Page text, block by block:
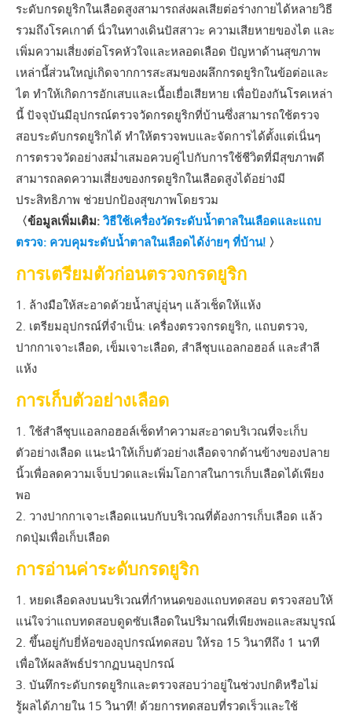
ระดับกรดยูริกในเลือดสูงสามารถส่งผลเสียต่อร่างกายได้หลายวิธี
รวมถึงโรคเกาต์ นิ่วในทางเดินปัสสาวะ ความเสียหายของไต และ
เพิ่มความเสี่ยงต่อโรคหัวใจและหลอดเลือด ปัญหาด้านสุขภาพ
เหล่านี้ส่วนใหญ่เกิดจากการสะสมของผลึกกรดยูริกในข้อต่อและ
ไต ทำให้เกิดการอักเสบและเนื้อเยื่อเสียหาย เพื่อป้องกันโรคเหล่า
นี้ ปัจจุบันมีอุปกรณ์ตรวจวัดกรดยูริกที่บ้านซึ่งสามารถใช้ตรวจ
สอบระดับกรดยูริกได้ ทำให้ตรวจพบและจัดการได้ตั้งแต่เนิ่นๆ
การตรวจวัดอย่างสม่ำเสมอควบคู่ไปกับการใช้ชีวิตที่มีสุขภาพดี
สามารถลดความเสี่ยงของกรดยูริกในเลือดสูงได้อย่างมี
ประสิทธิภาพ ช่วยปกป้องสุขภาพโดยรวม
〈ข้อมูลเพิ่มเติม:วิธีใช้เครื่องวัดระดับน้ำตาลในเลือดและแถบ
ตรวจ: ควบคุมระดับน้ำตาลในเลือดได้ง่ายๆ ที่บ้าน! 〉
การเตรียมตัวก่อนตรวจกรดยูริก
1. ล้างมือให้สะอาดด้วยน้ำสบู่อุ่นๆ แล้วเช็ดให้แห้ง
2. เตรียมอุปกรณ์ที่จำเป็น: เครื่องตรวจกรดยูริก, แถบตรวจ,
ปากกาเจาะเลือด, เข็มเจาะเลือด, สำลีชุบแอลกอฮอล์ และสำลี
แห้ง
การเก็บตัวอย่างเลือด
1. ใช้สำลีชุบแอลกอฮอล์เช็ดทำความสะอาดบริเวณที่จะเก็บ
ตัวอย่างเลือด แนะนำให้เก็บตัวอย่างเลือดจากด้านข้างของปลาย
นิ้วเพื่อลดความเจ็บปวดและเพิ่มโอกาสในการเก็บเลือดได้เพียง
พอ
2. วางปากกาเจาะเลือดแนบกับบริเวณที่ต้องการเก็บเลือด แล้ว
กดปุ่มเพื่อเก็บเลือด
การอ่านค่าระดับกรดยูริก
1. หยดเลือดลงบนบริเวณที่กำหนดของแถบทดสอบ ตรวจสอบให้
แน่ใจว่าแถบทดสอบดูดซับเลือดในปริมาณที่เพียงพอและสมบูรณ์
2. ขึ้นอยู่กับยี่ห้อของอุปกรณ์ทดสอบ ให้รอ 15 วินาทีถึง 1 นาที
เพื่อให้ผลลัพธ์ปรากฏบนอุปกรณ์
3. บันทึกระดับกรดยูริกและตรวจสอบว่าอยู่ในช่วงปกติหรือไม่
รู้ผลได้ภายใน 15 วินาที! ด้วยการทดสอบที่รวดเร็วและใช้